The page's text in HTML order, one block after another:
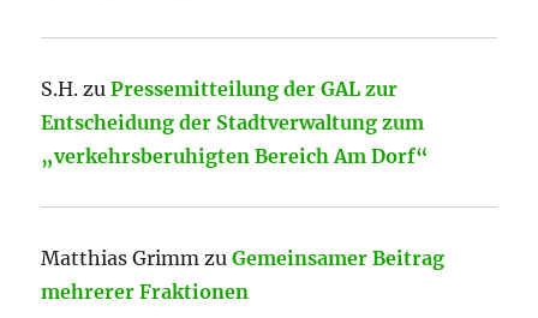
S.H. zuPressemitteilung der GAL zur
Entscheidung der Stadtverwaltung zum
„verkehrsberuhigten Bereich Am Dorf“
Matthias Grimm zuGemeinsamer Beitrag
mehrerer Fraktionen